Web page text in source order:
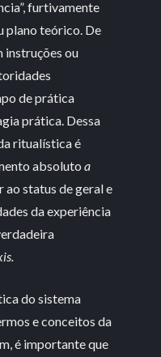
furtivamente
plano teórico. De
instruções ou
de prática
prática. Dessa
ritualística é
absolutoa
ao status de geral e
da experiência
do sistema
e conceitos da
é importante que